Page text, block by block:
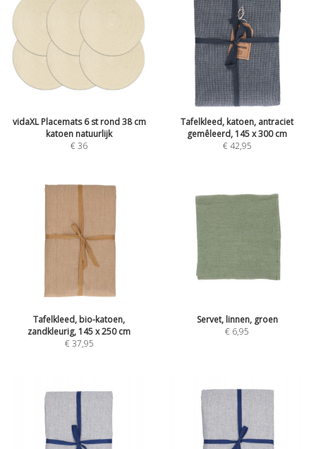
vidaXL Placemats 6 st rond 38 cm
katoen natuurlijk
€36
Tafelkleed, katoen, antraciet
gemêleerd, 145 x 300 cm
€42,95
Tafelkleed, bio-katoen,
zandkleurig, 145 x 250 cm
€37,95
Servet, linnen, groen
€ 6,95